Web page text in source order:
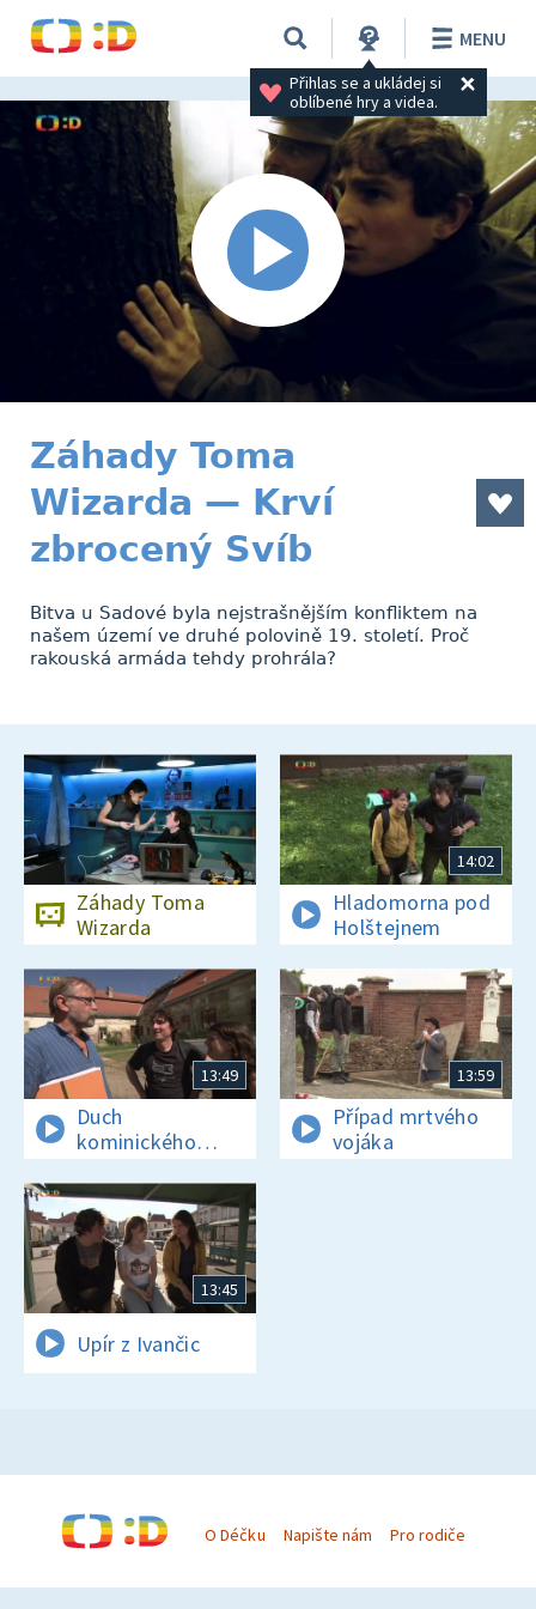
Přihlas se a ukládej si
oblíbené hry a videa.
MENU
Záhady Toma
Wizarda — Krví
zbrocený Svíb
Bitva u Sadové byla nejstrašnějším konfliktem na
našem území ve druhé polovině 19. století. Proč
rakouská armáda tehdy prohrála?
Záhady Toma
Wizarda
14:02
Hladomorna pod
Holštejnem
13:49
Duch
kominického
učně
13:59
Případ mrtvého
vojáka
13:45
Upír z Ivančic
O Déčku Napište nám Pro rodiče